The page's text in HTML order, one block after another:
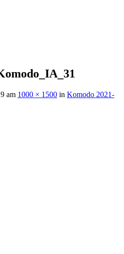
am 1000 × 1500 in Komodo 2021-